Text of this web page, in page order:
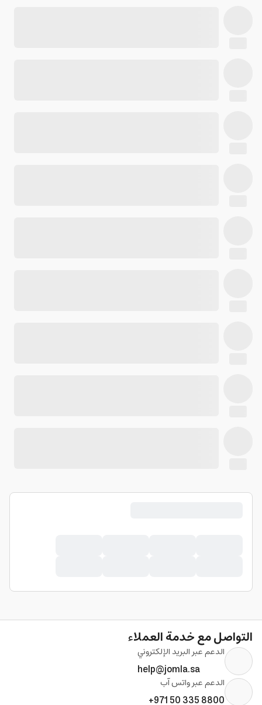
التواصل مع خدمة العملاء
الدعم عبر البريد الإلكتروني
help@jomla.sa
الدعم عبر واتس آب
+971 50 335 8800